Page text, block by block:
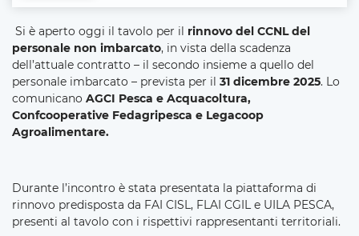
Si è aperto oggi il tavolo per il rinnovo del CCNL del
personale non imbarcato, in vista della scadenza
dell’attuale contratto – il secondo insieme a quello del
personale imbarcato – prevista per il 31 dicembre 2025. Lo
comunicano AGCI Pesca e Acquacoltura,
Confcooperative Fedagripesca e Legacoop
Agroalimentare.
Durante l’incontro è stata presentata la piattaforma di
rinnovo predisposta da FAI CISL, FLAI CGIL e UILA PESCA,
presenti al tavolo con i rispettivi rappresentanti territoriali.